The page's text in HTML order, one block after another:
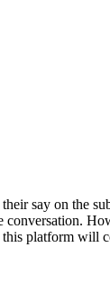
say on the
platform